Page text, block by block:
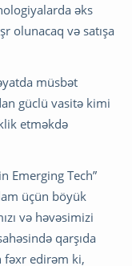
əks
olunacaq və satışa
müsbət
güclü vasitə kimi
etməkdə
Emerging Tech”
üçün böyük
və həvəsimizi
qarşıda
fəxr edirəm ki,